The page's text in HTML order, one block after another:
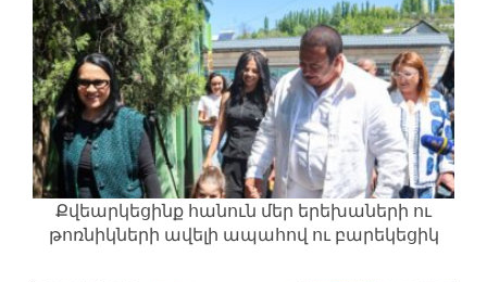
Քվեարկեցինք հանուն մեր երեխաների ու
թոռնիկների ավելի ապահով ու բարեկեցիկ